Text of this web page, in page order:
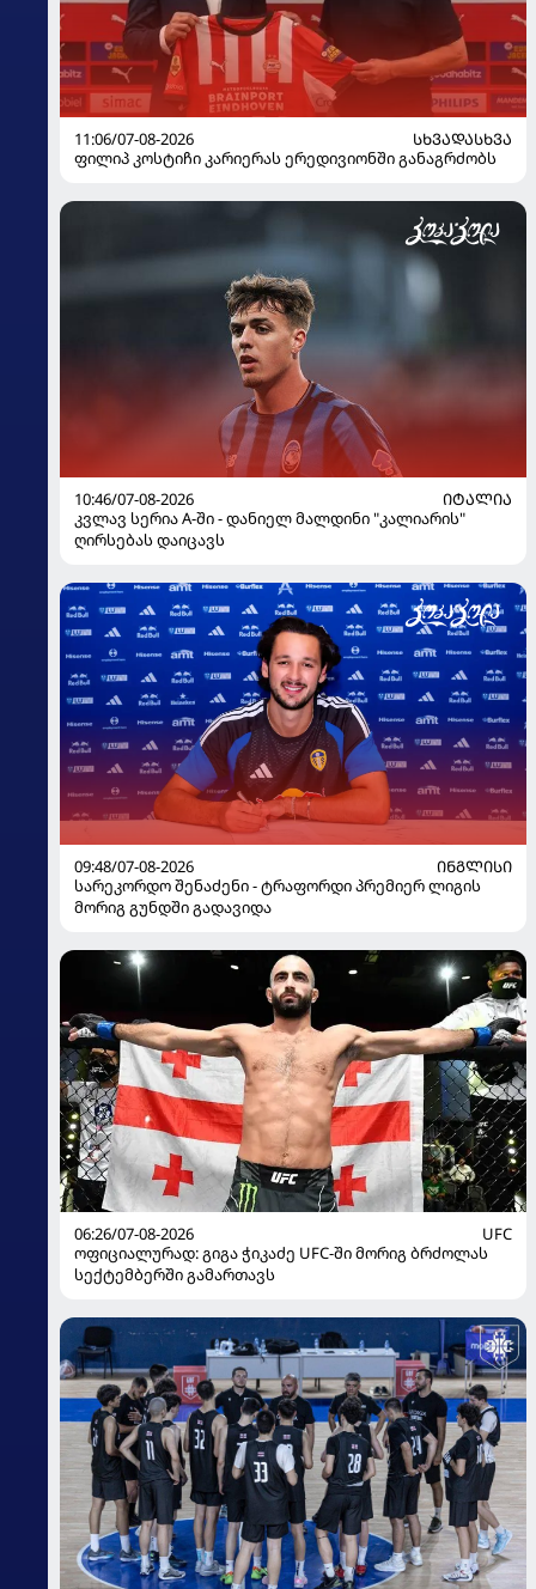
11:06/07-08-2026
ᲡᲮᲕᲐᲓᲐᲡᲮᲕᲐ
ფილიპ კოსტიჩი კარიერას ერედივიონში განაგრძობს
10:46/07-08-2026
ᲘᲢᲐᲚᲘᲐ
კვლავ სერია A-ში - დანიელ მალდინი "კალიარის"
ღირსებას დაიცავს
09:48/07-08-2026
ᲘᲜᲒᲚᲘᲡᲘ
სარეკორდო შენაძენი - ტრაფორდი პრემიერ ლიგის
მორიგ გუნდში გადავიდა
06:26/07-08-2026
UFC
ოფიციალურად: გიგა ჭიკაძე UFC-ში მორიგ ბრძოლას
სექტემბერში გამართავს